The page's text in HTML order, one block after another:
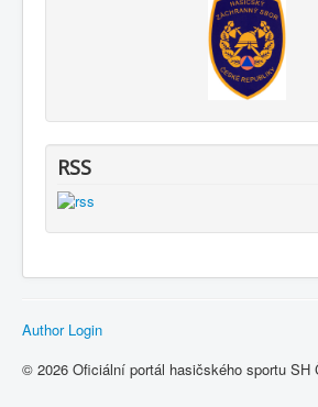
RSS
Author Login
© 2026 Oficiální portál hasičského sportu SH